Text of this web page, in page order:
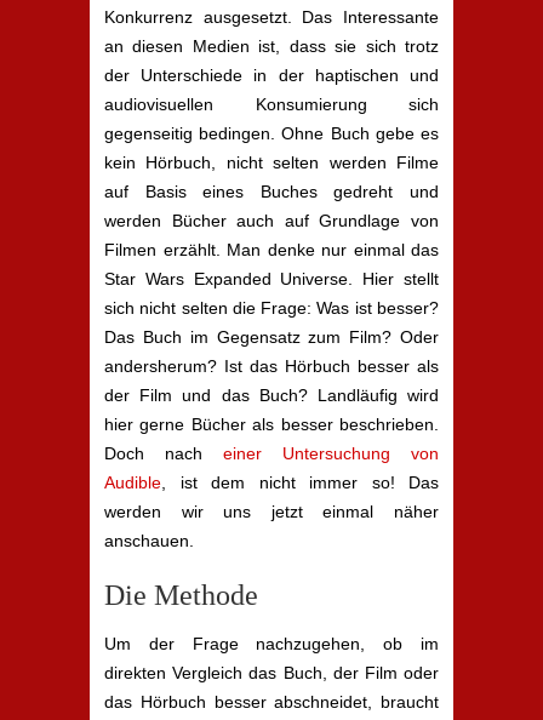
Konkurrenz ausgesetzt. Das Interessante
an diesen Medien ist, dass sie sich trotz
der Unterschiede in der haptischen und
audiovisuellen Konsumierung sich
gegenseitig bedingen. Ohne Buch gebe es
kein Hörbuch, nicht selten werden Filme
auf Basis eines Buches gedreht und
werden Bücher auch auf Grundlage von
Filmen erzählt. Man denke nur einmal das
Star Wars Expanded Universe. Hier stellt
sich nicht selten die Frage: Was ist besser?
Das Buch im Gegensatz zum Film? Oder
andersherum? Ist das Hörbuch besser als
der Film und das Buch? Landläufig wird
hier gerne Bücher als besser beschrieben.
Doch nach einer Untersuchung von
Audible , ist dem nicht immer so! Das
werden wir uns jetzt einmal näher
anschauen.
Die Methode
Um der Frage nachzugehen, ob im
direkten Vergleich das Buch, der Film oder
das Hörbuch besser abschneidet, braucht